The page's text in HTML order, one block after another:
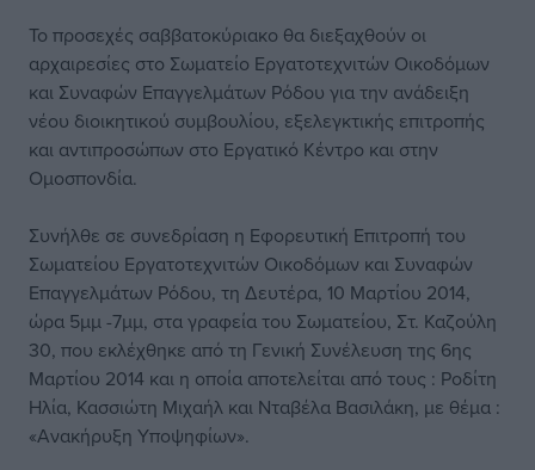
Το προσεχές σαββατοκύριακο θα διεξαχθούν οι
αρχαιρεσίες στο Σωματείο Εργατοτεχνιτών Οικοδόμων
και Συναφών Επαγγελμάτων Ρόδου για την ανάδειξη
νέου διοικητικού συμβουλίου, εξελεγκτικής επιτροπής
και αντιπροσώπων στο Εργατικό Κέντρο και στην
Ομοσπονδία.
Συνήλθε σε συνεδρίαση η Εφορευτική Επιτροπή του
Σωματείου Εργατοτεχνιτών Οικοδόμων και Συναφών
Επαγγελμάτων Ρόδου, τη Δευτέρα, 10 Μαρτίου 2014,
ώρα 5μμ -7μμ, στα γραφεία του Σωματείου, Στ. Καζούλη
30, που εκλέχθηκε από τη Γενική Συνέλευση της 6ης
Μαρτίου 2014 και η οποία αποτελείται από τους : Ροδίτη
Ηλία, Κασσιώτη Μιχαήλ και Νταβέλα Βασιλάκη, με θέμα :
«Ανακήρυξη Υποψηφίων».